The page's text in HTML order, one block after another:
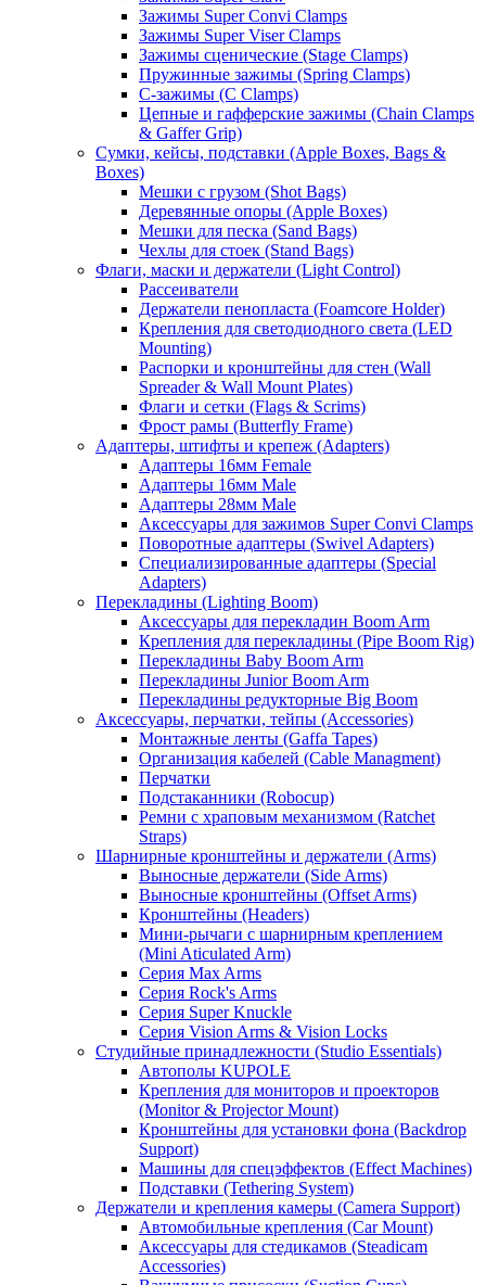
Зажимы Super Convi Clamps
Зажимы Super Viser Clamps
Зажимы сценические (Stage Clamps)
Пружинные зажимы (Spring Clamps)
С-зажимы (C Clamps)
Цепные и гафферские зажимы (Chain Clamps
& Gaffer Grip)
Сумки, кейсы, подставки (Apple Boxes, Bags &
Boxes)
Мешки с грузом (Shot Bags)
Деревянные опоры (Apple Boxes)
Мешки для песка (Sand Bags)
Чехлы для стоек (Stand Bags)
Флаги, маски и держатели (Light Control)
Рассеиватели
Держатели пенопласта (Foamcore Holder)
Крепления для светодиодного света (LED
Mounting)
Распорки и кронштейны для стен (Wall
Spreader & Wall Mount Plates)
Флаги и сетки (Flags & Scrims)
Фрост рамы (Butterfly Frame)
Адаптеры, штифты и крепеж (Adapters)
Адаптеры 16мм Female
Адаптеры 16мм Male
Адаптеры 28мм Male
Аксессуары для зажимов Super Convi Clamps
Поворотные адаптеры (Swivel Adapters)
Специализированные адаптеры (Special
Adapters)
Перекладины (Lighting Boom)
Аксессуары для перекладин Boom Arm
Крепления для перекладины (Pipe Boom Rig)
Перекладины Baby Boom Arm
Перекладины Junior Boom Arm
Перекладины редукторные Big Boom
Аксессуары, перчатки, тейпы (Accessories)
Монтажные ленты (Gaffa Tapes)
Организация кабелей (Cable Managment)
Перчатки
Подстаканники (Robocup)
Ремни с храповым механизмом (Ratchet
Straps)
Шарнирные кронштейны и держатели (Arms)
Выносные держатели (Side Arms)
Выносные кронштейны (Offset Arms)
Кронштейны (Headers)
Мини-рычаги с шарнирным креплением
(Mini Aticulated Arm)
Серия Max Arms
Серия Rock's Arms
Серия Super Knuckle
Серия Vision Arms & Vision Locks
Студийные принадлежности (Studio Essentials)
Автополы KUPOLE
Крепления для мониторов и проекторов
(Monitor & Projector Mount)
Кронштейны для установки фона (Backdrop
Support)
Машины для спецэффектов (Effect Machines)
Подставки (Tethering System)
Держатели и крепления камеры (Camera Support)
Автомобильные крепления (Car Mount)
Аксессуары для стедикамов (Steadicam
Accessories)